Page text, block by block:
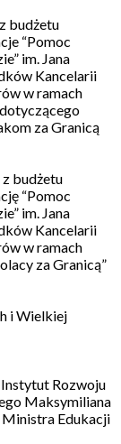
budżetu
“Pomoc
im. Jana
Kancelarii
w ramach
za Granicą
z budżetu
“Pomoc
im. Jana
Kancelarii
w ramach
za Granicą”
i Wielkiej
Rozwoju
Maksymiliana
Edukacji